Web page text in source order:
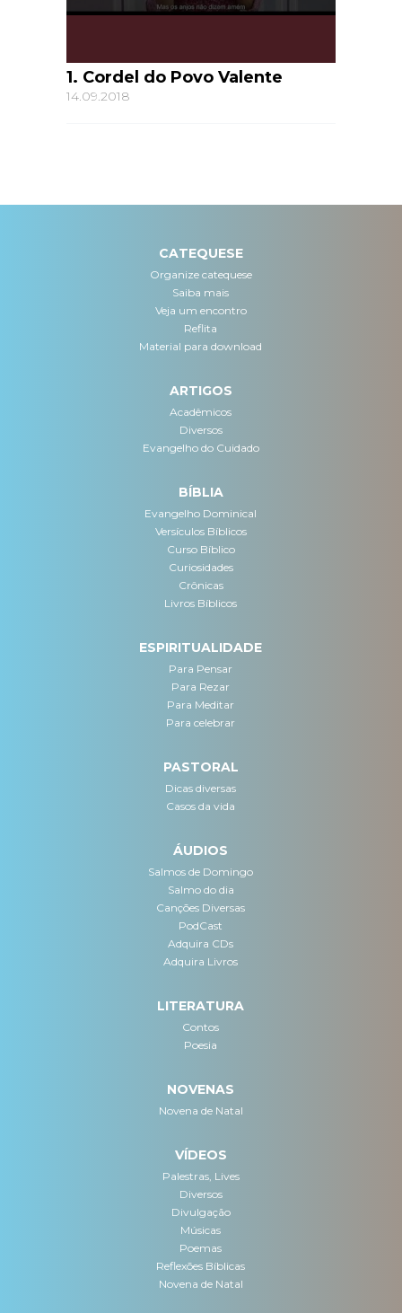
1. Cordel do Povo Valente
14.09.2018
CATEQUESE
Organize catequese
Saiba mais
Veja um encontro
Reflita
Material para download
ARTIGOS
Acadêmicos
Diversos
Evangelho do Cuidado
BÍBLIA
Evangelho Dominical
Versículos Bíblicos
Curso Bíblico
Curiosidades
Crônicas
Livros Bíblicos
ESPIRITUALIDADE
Para Pensar
Para Rezar
Para Meditar
Para celebrar
PASTORAL
Dicas diversas
Casos da vida
ÁUDIOS
Salmos de Domingo
Salmo do dia
Canções Diversas
PodCast
Adquira CDs
Adquira Livros
LITERATURA
Contos
Poesia
NOVENAS
Novena de Natal
VÍDEOS
Palestras, Lives
Diversos
Divulgação
Músicas
Poemas
Reflexões Bíblicas
Novena de Natal